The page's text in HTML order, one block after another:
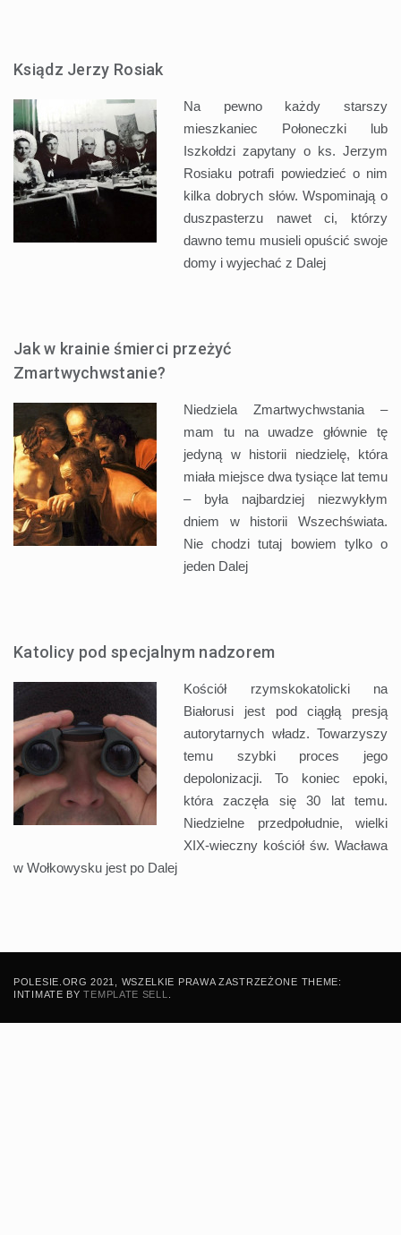
Ksiądz Jerzy Rosiak
Na pewno każdy starszy
mieszkaniec Połoneczki lub
Iszkołdzi zapytany o ks. Jerzym
Rosiaku potrafi powiedzieć o nim
kilka dobrych słów. Wspominają o
duszpasterzu nawet ci, którzy
dawno temu musieli opuścić swoje
domy i wyjechać z Dalej
Jak w krainie śmierci przeżyć
Zmartwychwstanie?
Niedziela Zmartwychwstania –
mam tu na uwadze głównie tę
jedyną w historii niedzielę, która
miała miejsce dwa tysiące lat temu
– była najbardziej niezwykłym
dniem w historii Wszechświata.
Nie chodzi tutaj bowiem tylko o
jeden Dalej
Katolicy pod specjalnym nadzorem
Kościół rzymskokatolicki na
Białorusi jest pod ciągłą presją
autorytarnych władz. Towarzyszy
temu szybki proces jego
depolonizacji. To koniec epoki,
która zaczęła się 30 lat temu.
Niedzielne przedpołudnie, wielki
XIX-wieczny kościół św. Wacława
w Wołkowysku jest po Dalej
POLESIE.ORG 2021, WSZELKIE PRAWA ZASTRZEŻONE THEME:
INTIMATE BYTEMPLATE SELL